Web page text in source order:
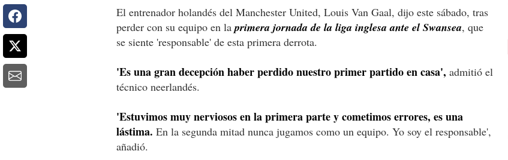
El entrenador holandés del Manchester United, Louis Van Gaal, dijo este sábado, tras
perder con su equipo en laprimera jornada de la liga inglesa ante el Swansea, que
se siente 'responsable' de esta primera derrota.
'Es una gran decepción haber perdido nuestro primer partido en casa', admitió el
técnico neerlandés.
'Estuvimos muy nerviosos en la primera parte y cometimos errores, es una
lástima. En la segunda mitad nunca jugamos como un equipo. Yo soy el responsable',
añadió.